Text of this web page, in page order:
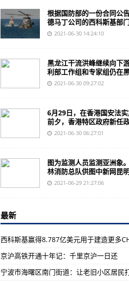
中国代表呼吁制定各国普遍
美纠集30余国赴黑海军演 俄
墨西哥宣布禁止在金融体系中
这一指数屡创收盘新高！资
美加州白人人口4年减少近
史上首次晋级欧洲杯八强！
美弗洛伊德案主犯"接近达
48小时内两次打破温度记录
孟晚舟案庭审听证进入关键
丑闻传出仅3日，英媒：前卫
手把手教学您将美团月付额
台湾购买“阿帕奇”早已结案
美军导弹核潜艇罕见露面，地
面对北约演习，俄军展示克
根据国防部的一份合同公
德马丁公司的西科斯基部
2021-06-30 14:24:10
黑龙江干流洪峰继续向下
利部工作组和专家组仍在
2021-06-30 09:27:02
6月29日，在香港国安法
前夕，香港特区政府新任
2021-06-30 06:27:01
图为监测人员监测亚洲象
林消防总队供图中新网昆
2021-06-29 21:27:06
最新
京沪高铁开通十年记：千里京沪一日还